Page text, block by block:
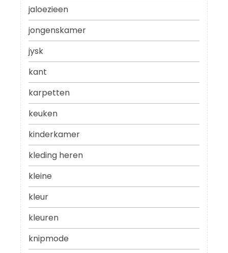
jaloezieen
jongenskamer
jysk
kant
karpetten
keuken
kinderkamer
kleding heren
kleine
kleur
kleuren
knipmode